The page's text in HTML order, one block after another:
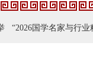
名家与行业精英巅峰论